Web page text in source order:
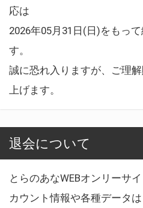
応は
2026年05月31日(日)をもっ
す。
誠に恐れ入りますが、ご理
上げます。
退会について
とらのあなWEBオンリーサ
カウント情報や各種データは